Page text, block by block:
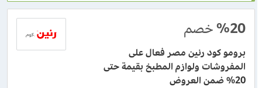
%20خصم
برومو كود رنين مصر فعال على
المفروشات ولوازم المطبخ بقيمة حتى
20% ضمن العروض